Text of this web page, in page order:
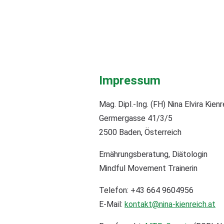
Impressum
Mag. Dipl.-Ing. (FH) Nina Elvira
Germergasse 41/3/5
2500 Baden, Österreich
Ernährungsberatung, Diätologin
Mindful Movement Trainerin
Telefon: +43 664 9604956
E-Mail: kontakt@nina-kienreich.at